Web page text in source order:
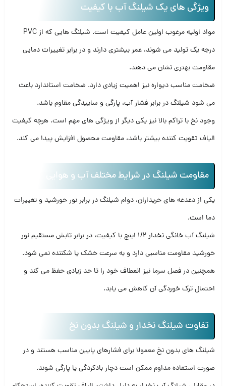
ویژگی های یک شیلنگ آب با کیفیت
مواد اولیه مرغوب اولین عامل کیفیت است. شیلنگ هایی که از PVC
درجه یک تولید می شوند، عمر بیشتری دارند و در برابر تغییرات دمایی
مقاومت بهتری نشان می دهند.
ضخامت مناسب دیواره نیز اهمیت زیادی دارد. ضخامت استاندارد باعث
می شود شیلنگ در برابر فشار آب، پارگی و ساییدگی مقاوم باشد.
وجود نخ با تراکم بالا نیز یکی دیگر از ویژگی های مهم است. هرچه کیفیت
الیاف تقویت کننده بیشتر باشد، مقاومت محصول افزایش پیدا می کند.
مقاومت شیلنگ در شرایط مختلف آب و هوایی
یکی از دغدغه های خریداران، دوام شیلنگ در برابر نور خورشید و تغییرات
دما است.
شیلنگ آب خانگی نخدار 1/2 اینچ با کیفیت، در برابر تابش مستقیم نور
خورشید مقاومت مناسبی دارد و به سرعت خشک یا شکننده نمی شود.
همچنین در فصل سرما نیز انعطاف خود را تا حد زیادی حفظ می کند و
احتمال ترک خوردگی آن کاهش می یابد.
تفاوت شیلنگ نخدار و شیلنگ بدون نخ
شیلنگ های بدون نخ معمولا برای فشارهای پایین مناسب هستند و در
صورت استفاده مداوم ممکن است دچار بادکردگی یا پارگی شوند.